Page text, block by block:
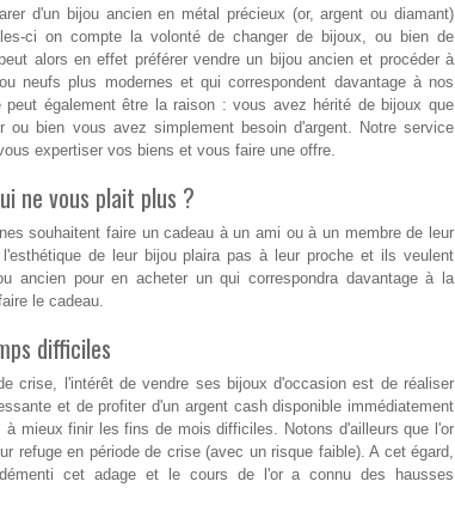
d'un bijou ancien en métal précieux (or, argent ou diamant)
ci on compte la volonté de changer de bijoux, ou bien de
alors en effet préférer vendre un bijou ancien et procéder à
neufs plus modernes et qui correspondent davantage à nos
peut également être la raison : vous avez hérité de bijoux que
ou bien vous avez simplement besoin d'argent. Notre service
expertiser vos biens et vous faire une offre.
ne vous plait plus ?
souhaitent faire un cadeau à un ami ou à un membre de leur
de leur bijou plaira pas à leur proche et ils veulent
ancien pour en acheter un qui correspondra davantage à la
le cadeau.
difficiles
crise, l'intérêt de vendre ses bijoux d'occasion est de réaliser
et de profiter d'un argent cash disponible immédiatement
mieux finir les fins de mois difficiles. Notons d'ailleurs que l'or
refuge en période de crise (avec un risque faible). A cet égard,
cet adage et le cours de l'or a connu des hausses